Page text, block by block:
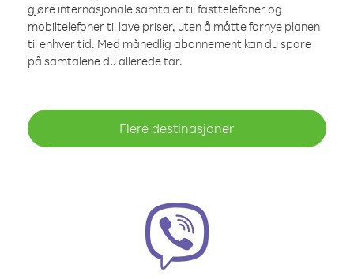
gjøre internasjonale samtaler til fasttelefoner og
mobiltelefoner til lave priser, uten å måtte fornye planen
til enhver tid. Med månedlig abonnement kan du spare
på samtalene du allerede tar.
Flere destinasjoner